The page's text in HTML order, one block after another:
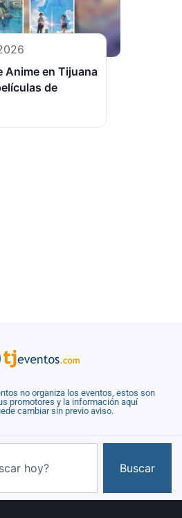
Anime en Tijuana
de
no organiza los eventos, estos son
promotores y la información aquí
cambiar sin previo aviso.
Buscar